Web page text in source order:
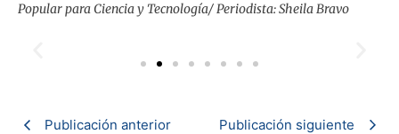
Popular para Ciencia y Tecnología/ Periodista: Sheila Bravo
Publicación anterior Publicación siguiente